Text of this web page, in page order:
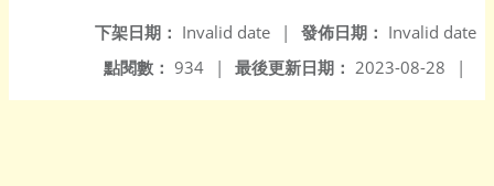
發佈日期： Invalid date
下架日期： Invalid date
|
最後更新日期： 2023-08-28 |
點閱數： 934 |